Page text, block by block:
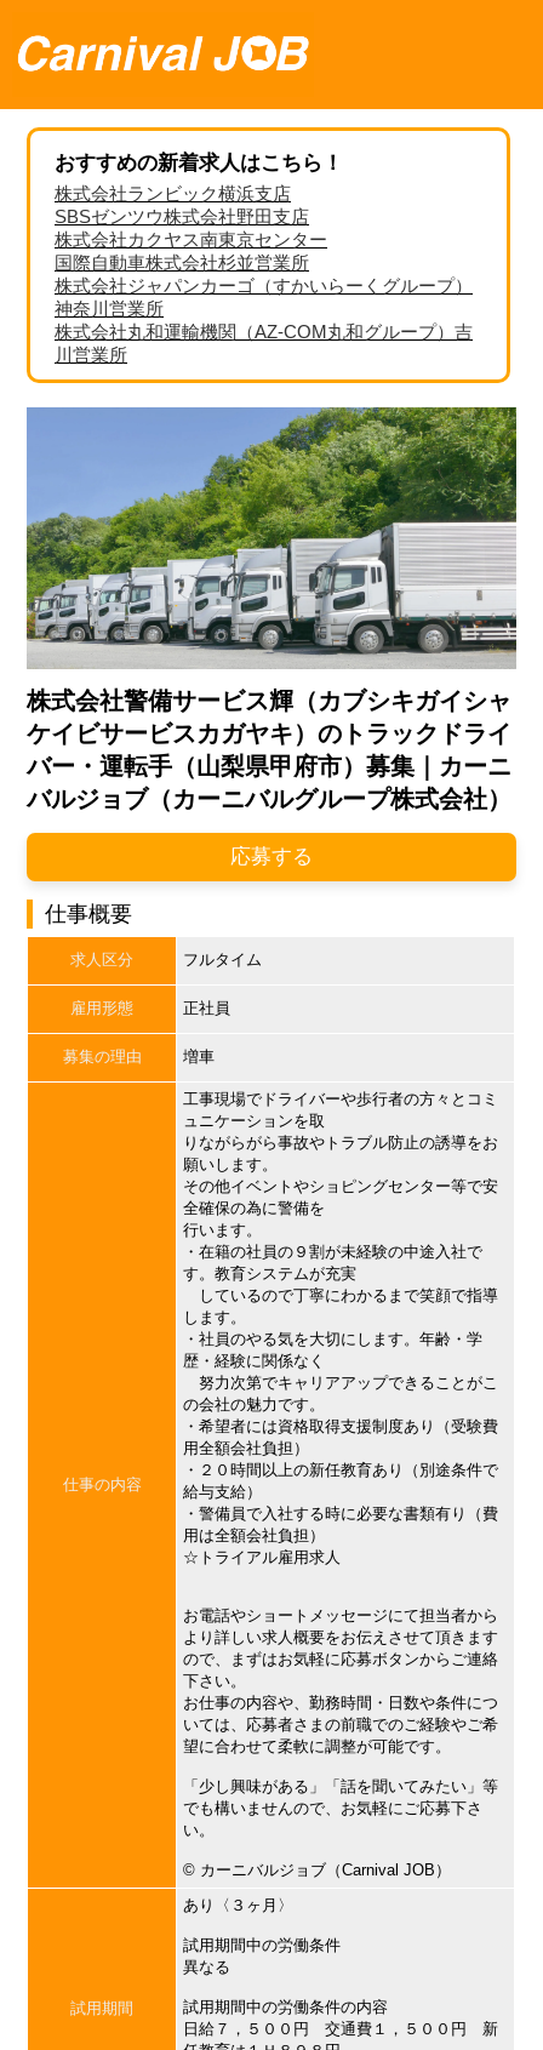
おすすめの新着求人はこちら！
株式会社ランビック横浜支店
SBSゼンツウ株式会社野田支店
株式会社カクヤス南東京センター
国際自動車株式会社杉並営業所
株式会社ジャパンカーゴ（すかいらーくグループ）
神奈川営業所
株式会社丸和運輸機関（AZ-COM丸和グループ）吉
川営業所
株式会社警備サービス輝（カブシキガイシャ
ケイビサービスカガヤキ）のトラックドライ
バー・運転手（山梨県甲府市）募集｜カーニ
バルジョブ（カーニバルグループ株式会社）
応募する
仕事概要
求人区分 フルタイム
雇用形態 正社員
募集の理由 増車
仕事の内容
工事現場でドライバーや歩行者の方々とコミ
ュニケーションを取
りながらがら事故やトラブル防止の誘導をお
願いします。
その他イベントやショピングセンター等で安
全確保の為に警備を
行います。
・在籍の社員の９割が未経験の中途入社で
す。教育システムが充実
しているので丁寧にわかるまで笑顔で指導
します。
・社員のやる気を大切にします。年齢・学
歴・経験に関係なく
努力次第でキャリアアップできることがこ
の会社の魅力です。
・希望者には資格取得支援制度あり（受験費
用全額会社負担）
・２０時間以上の新任教育あり（別途条件で
給与支給）
・警備員で入社する時に必要な書類有り（費
用は全額会社負担）
☆トライアル雇用求人
お電話やショートメッセージにて担当者から
より詳しい求人概要をお伝えさせて頂きます
ので、まずはお気軽に応募ボタンからご連絡
下さい。
お仕事の内容や、勤務時間・日数や条件につ
いては、応募者さまの前職でのご経験やご希
望に合わせて柔軟に調整が可能です。
「少し興味がある」「話を聞いてみたい」等
でも構いませんので、お気軽にご応募下さ
い。
©︎ カーニバルジョブ（Carnival JOB）
試用期間
あり〈３ヶ月〉
試用期間中の労働条件
異なる
試用期間中の労働条件の内容
日給７，５００円 交通費１，５００円 新